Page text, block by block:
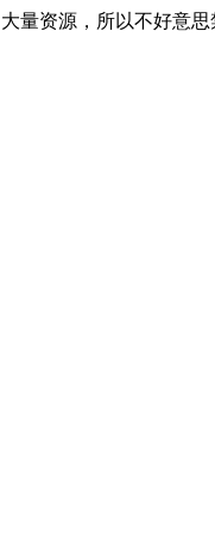
量资源，所以不好意思